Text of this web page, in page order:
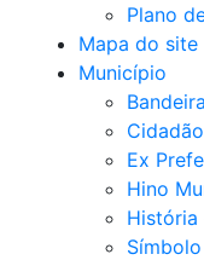
Plano
Mapa do site
Município
Ex
Hino
História